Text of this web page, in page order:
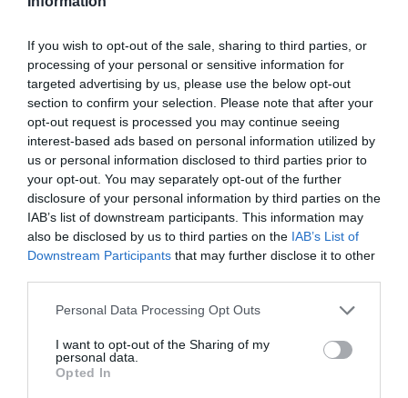
If you wish to opt-out of the sale, sharing to third parties, or
processing of your personal or sensitive information for
targeted advertising by us, please use the below opt-out
section to confirm your selection. Please note that after your
opt-out request is processed you may continue seeing
interest-based ads based on personal information utilized by
us or personal information disclosed to third parties prior to
your opt-out. You may separately opt-out of the further
disclosure of your personal information by third parties on the
IAB’s list of downstream participants. This information may
also be disclosed by us to third parties on the IAB’s List of
Downstream Participants that may further disclose it to other
Personal Data Processing Opt Outs
I want to opt-out of the Sharing of my
personal data.
Opted In
Tags
ΓΚΑΛΕΡΙ ΤΕΧΝΗΣ - ΑΙΘΟΥΣΕΣ ΤΕΧΝΗΣ
ΔΩΡΕΑΝ ΕΚΔΗΛΩΣΕΙΣ
ΕΙΔΙΚΕΣ ΕΚΔΟΣΕΙΣ
ΕΙΚΑΣΤΙΚΕΣ ΕΚΘΕΣΕΙΣ
ΖΩΓΡΑΦΟΣ
ΟΜΑΔΙΚΕΣ ΕΚΘΕΣΕΙΣ
ΦΡΑΝΘΙΣΚΟ ΓΚΟΓΙΑ
Newsletter
Κάθε βδομάδα στο e-mail σας τα τελευταία νέα για